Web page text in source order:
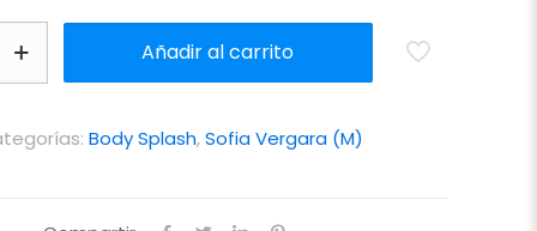
Añadir al carrito
Body Splash,Sofia Vergara (M)